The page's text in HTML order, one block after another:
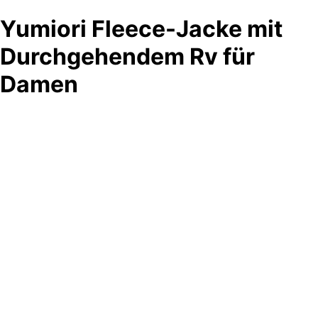
Yumiori Fleece-Jacke mit
Durchgehendem Rv für
Damen